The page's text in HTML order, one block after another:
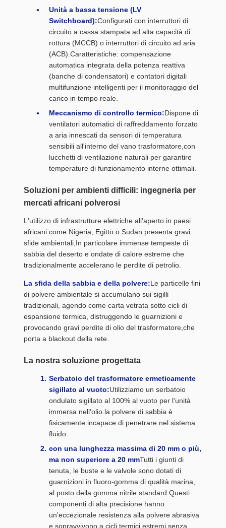
Unità a bassa tensione (LV
Switchboard):Configurati con interruttori di
circuito a cassa stampata ad alta capacità di
rottura (MCCB) o interruttori di circuito ad aria
(ACB).Caratteristiche: compensazione
automatica integrata della potenza reattiva
(banche di condensatori) e contatori digitali
multifunzione intelligenti per il monitoraggio del
carico in tempo reale.
Meccanismo di controllo termico:Dispone di
ventilatori automatici di raffreddamento forzato
a aria innescati da sensori di temperatura
sensibili all'interno del vano trasformatore,con
lucchetti di ventilazione naturali per garantire
temperature di funzionamento interne ottimali.
Soluzioni per ambienti difficili: ingegneria per
mercati africani polverosi
L'utilizzo di infrastrutture elettriche all'aperto in paesi
africani come Nigeria, Egitto o Sudan presenta gravi
sfide ambientali,In particolare immense tempeste di
sabbia del deserto e ondate di calore estreme che
tradizionalmente accelerano le perdite di petrolio.
La sfida della sabbia e della polvere:Le particelle fini
di polvere ambientale si accumulano sui sigilli
tradizionali, agendo come carta vetrata sotto cicli di
espansione termica, distruggendo le guarnizioni e
provocando gravi perdite di olio del trasformatore,che
porta a blackout della rete.
La nostra soluzione progettata
Serbatoio del trasformatore ermeticamente
sigillato al vuoto:Utilizziamo un serbatoio
ondulato sigillato al 100% al vuoto per l'unità
immersa nell'olio.la polvere di sabbia è
fisicamente incapace di penetrare nel sistema
fluido.
con una lunghezza massima di 20 mm o più,
ma non superiore a 20 mmTutti i giunti di
tenuta, le buste e le valvole sono dotati di
guarnizioni in fluoro-gomma di qualità marina,
al posto della gomma nitrile standard.Questi
componenti di alta precisione hanno
un'eccezionale resistenza alla polvere abrasiva
e sopravvivono a cicli termici estremi senza